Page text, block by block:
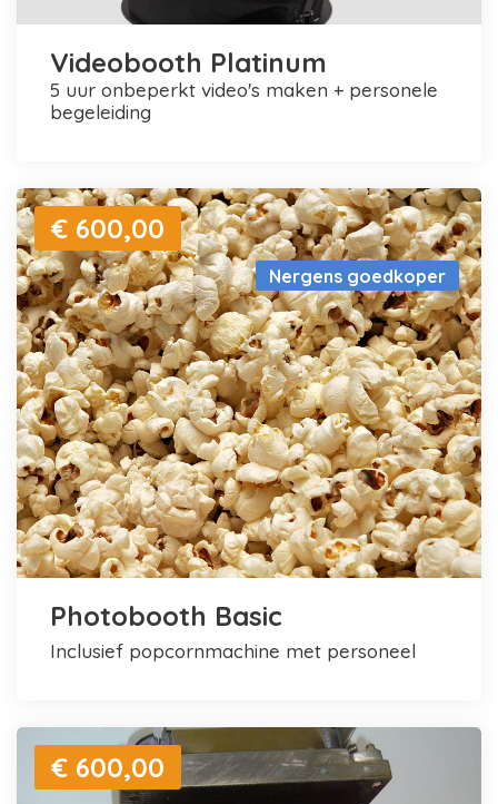
Videobooth Platinum
5 uur onbeperkt video's maken + personele
begeleiding
Nergens goedkoper
€ 600,00
Photobooth Basic
inclusief popcornmachine met personeel
€ 600,00